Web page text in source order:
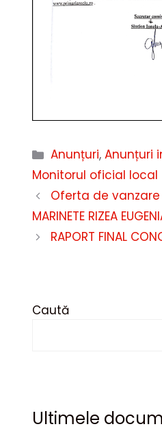
Categorii
Anunțuri,Anunțuri
Monitorul oficial local
Oferta de
MARINETE RIZEA
RAPORT FINAL
Caută
Ultimele